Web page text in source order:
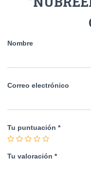
Nombre
Correo electrónico
Tu puntuación *
Tu valoración *